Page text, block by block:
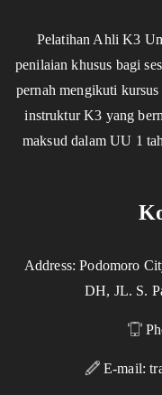
Pelatihan Ahli K3
penilaian khusus bagi
pernah mengikuti
instruktur K3 yang
maksud dalam UU 1
Address: Podomoro
DH, JL. S.
E-mail: